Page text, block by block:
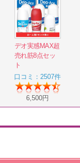
デオ実感MAX超
売れ筋8点セッ
ト
口コミ：2507件
6,500円